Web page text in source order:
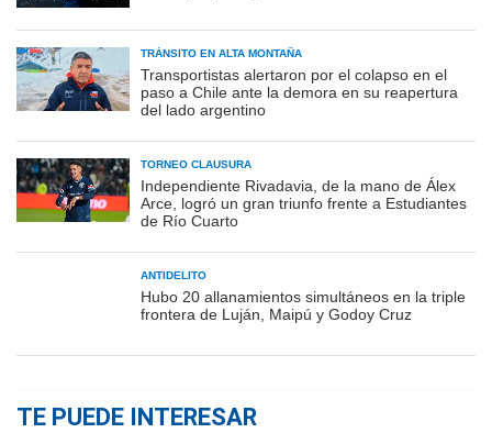
TRÁNSITO EN ALTA MONTAÑA
Transportistas alertaron por el colapso en el
paso a Chile ante la demora en su reapertura
del lado argentino
TORNEO CLAUSURA
Independiente Rivadavia, de la mano de Álex
Arce, logró un gran triunfo frente a Estudiantes
de Río Cuarto
ANTIDELITO
Hubo 20 allanamientos simultáneos en la triple
frontera de Luján, Maipú y Godoy Cruz
TE PUEDE INTERESAR